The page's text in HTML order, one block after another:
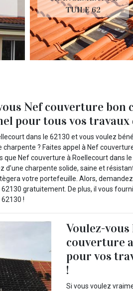
TUILE 62
Nef couverture
pour tous vos travaux
dans le 62130 et vous voulez
charpente ? Faites appel à Nef
que Nef couverture à Roellecourt dans
d’une charpente solide, saine et
votre portefeuille. Alors,
62130 gratuitement. De plus, il vous
!
Voulez-
couverture
pour vos
!
Si vous voulez